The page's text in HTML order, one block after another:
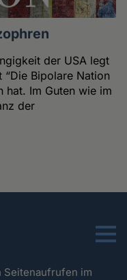
der USA legt
Bipolare Nation
hat. Im Guten wie im
der
Menu
Seitenaufrufen im